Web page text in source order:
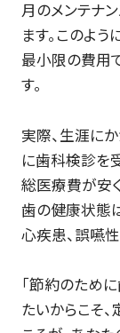
月のメンテナ
ます。このよ
最小限の費用
す。
実際、生涯に
に歯科検診を
総医療費が安
歯の健康状態
心疾患、誤嚥
「節約のため
たいからこそ